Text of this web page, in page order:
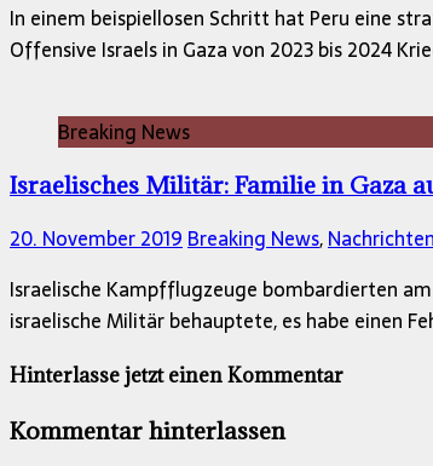
In einem beispiellosen Schritt hat Peru eine
Offensive Israels in Gaza von 2023 bis 2024
Breaking News
Israelisches Militär: Familie in Gaza
20. November 2019 Breaking News,Nachrichten
Israelische Kampfflugzeuge bombardierten
israelische Militär behauptete, es habe einen
Hinterlasse jetzt einen Kommentar
Kommentar hinterlassen